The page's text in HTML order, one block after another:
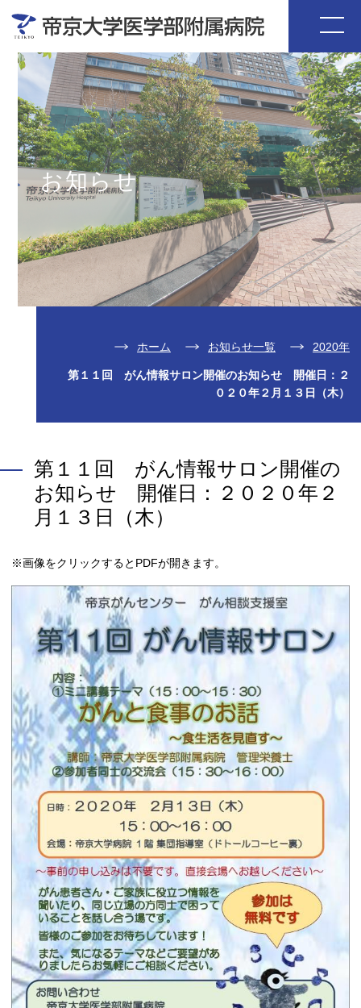
お知らせ
ホーム お知らせ一覧 2020年
第１１回 がん情報サロン開催のお知らせ 開催日：２
０２０年２月１３日（木）
第１１回 がん情報サロン開催の
お知らせ 開催日：２０２０年２
月１３日（木）
※画像をクリックするとPDFが開きます。